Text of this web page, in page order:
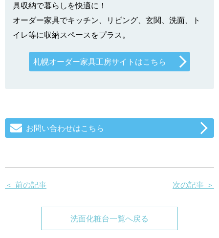
具収納で暮らしを快適に！
オーダー家具でキッチン、リビング、玄関、洗面、ト
イレ等に収納スペースをプラス。
札幌オーダー家具工房サイトはこちら
お問い合わせはこちら
＜ 前の記事 次の記事 ＞
洗面化粧台一覧へ戻る